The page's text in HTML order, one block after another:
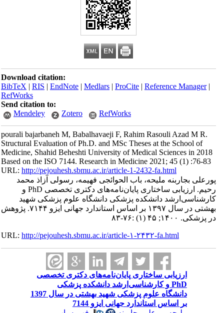
Download citation:
BibTeX|RIS|EndNote|Medlars|ProCite|Reference Manager
RefWorks
Send citation to:
Mendeley
Zotero RefWorks
pourali bajarbaneh M, Babalhavaeji F, Rahim Rasouli Azad M R.
Structural Evaluation of Ph.D. and MSc Theses at the School of
Medicine, Shahid Beheshti University of Medical Sciences in 2018
Based on the ISO 7144. Research in Medicine 2021; 45 (1) :76-83
URL:http://pejouhesh.sbmu.ac.ir/article-1-2432-fa.html
پورعلی بجاربنه ملیحه، باب الحوائجی فهیمه، رسولی آزاذ محمد
رحیم. ارزیابی ساختاری پایان‌نامه‌های دکتری تخصصی PhD و
کارشناسی‌ارشد دانشکده پزشکی دانشگاه علوم پزشکی شهید
بهشتی در سال ۱۳۹۷ بر اساس استاندارد جهانی ایزو ۷۱۴۴. پژوهش
در پزشکی. ۱۴۰۰; ۴۵ (۱) :۷۶-۸۳
URL:http://pejouhesh.sbmu.ac.ir/article-۱-۲۴۳۲-fa.html
ارزیابی ساختاری پایان‌نامه‌های دکتری تخصصی
PhD و کارشناسی‌ارشد دانشکده پزشکی
دانشگاه علوم پزشکی شهید بهشتی در سال 1397
بر اساس استاندارد جهانی ایزو 7144